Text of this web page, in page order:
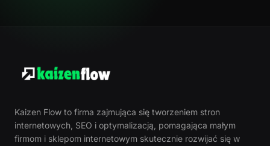
Kaizen Flow to firma zajmująca się tworzeniem stron
internetowych, SEO i optymalizacją, pomagająca małym
firmom i sklepom internetowym skutecznie rozwijać się w